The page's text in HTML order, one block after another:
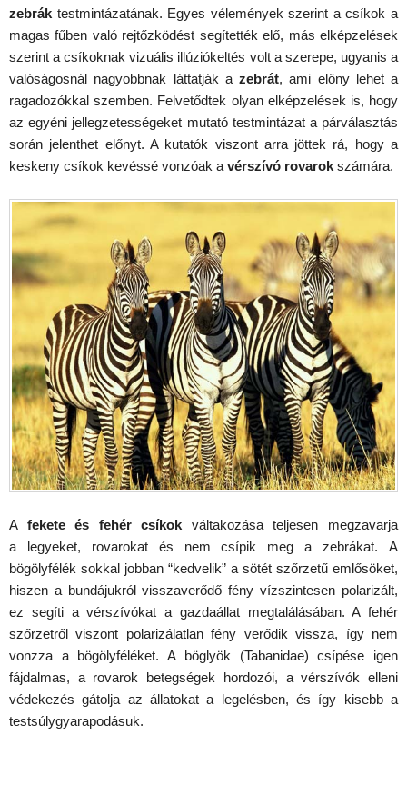
zebrák testmintázatának. Egyes vélemények szerint a csíkok a
magas fűben való rejtőzködést segítették elő, más elképzelések
szerint a csíkoknak vizuális illúziókeltés volt a szerepe, ugyanis a
valóságosnál nagyobbnak láttatják a zebrát, ami előny lehet a
ragadozókkal szemben. Felvetődtek olyan elképzelések is, hogy
az egyéni jellegzetességeket mutató testmintázat a párválasztás
során jelenthet előnyt. A kutatók viszont arra jöttek rá, hogy a
keskeny csíkok kevéssé vonzóak a vérszívó rovarok számára.
A fekete és fehér csíkok váltakozása teljesen megzavarja
a legyeket, rovarokat és nem csípik meg a zebrákat. A
bögölyfélék sokkal jobban “kedvelik” a sötét szőrzetű emlősöket,
hiszen a bundájukról visszaverődő fény vízszintesen polarizált,
ez segíti a vérszívókat a gazdaállat megtalálásában. A fehér
szőrzetről viszont polarizálatlan fény verődik vissza, így nem
vonzza a bögölyféléket. A böglyök (Tabanidae) csípése igen
fájdalmas, a rovarok betegségek hordozói, a vérszívók elleni
védekezés gátolja az állatokat a legelésben, és így kisebb a
testsúlygyarapodásuk.